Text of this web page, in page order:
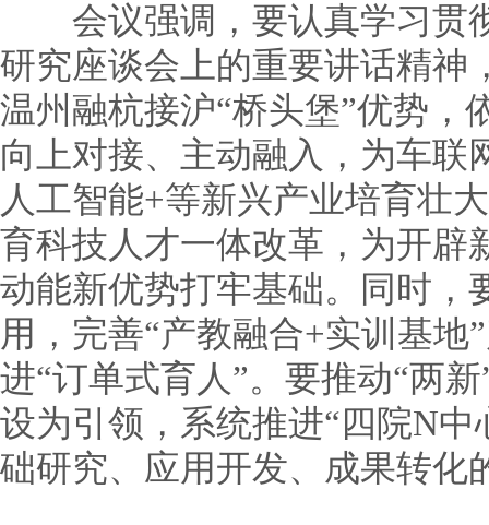
会议强调，要认真学习贯
研究座谈会上的重要讲话精神
温州融杭接沪“桥头堡”优势，
向上对接、主动融入，为车联
人工智能+等新兴产业培育壮
育科技人才一体改革，为开辟
动能新优势打牢基础。同时，
用，完善“产教融合+实训基地
进“订单式育人”。要推动“两
设为引领，系统推进“四院N
础研究、应用开发、成果转化